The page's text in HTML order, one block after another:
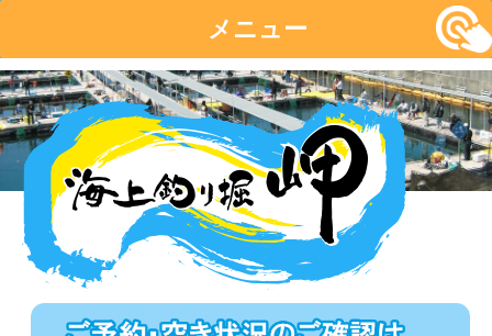
メニュー
コ
ン
テ
ン